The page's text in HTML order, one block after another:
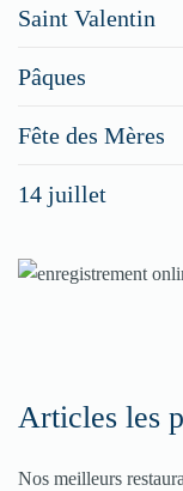
Saint Valentin
Pâques
Fête des Mères
14 juillet
Articles les
Nos meilleurs